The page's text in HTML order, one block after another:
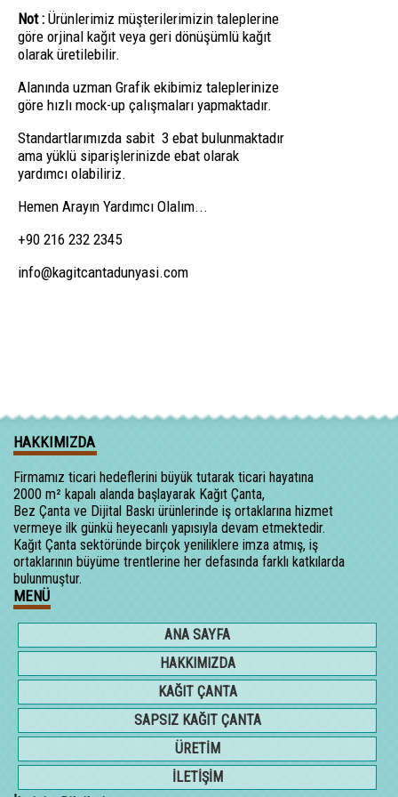
Not : Ürünlerimiz müşterilerimizin taleplerine
göre orjinal kağıt veya geri dönüşümlü kağıt
olarak üretilebilir.
Alanında uzman Grafik ekibimiz taleplerinize
göre hızlı mock-up çalışmaları yapmaktadır.
Standartlarımızda sabit 3 ebat bulunmaktadır
ama yüklü siparişlerinizde ebat olarak
yardımcı olabiliriz.
Hemen Arayın Yardımcı Olalım...
+90 216 232 2345
info@kagitcantadunyasi.com
HAKKIMIZDA
Firmamız ticari hedeflerini büyük tutarak ticari hayatına
2000 m² kapalı alanda başlayarak Kağıt Çanta,
Bez Çanta ve Dijital Baskı ürünlerinde iş ortaklarına hizmet
vermeye ilk günkü heyecanlı yapısıyla devam etmektedir.
Kağıt Çanta sektöründe birçok yeniliklere imza atmış, iş
ortaklarının büyüme trentlerine her defasında farklı katkılarda
bulunmuştur.
MENÜ
ANA SAYFA
HAKKIMIZDA
KAĞIT ÇANTA
SAPSIZ KAĞIT ÇANTA
ÜRETİM
İLETİŞİM